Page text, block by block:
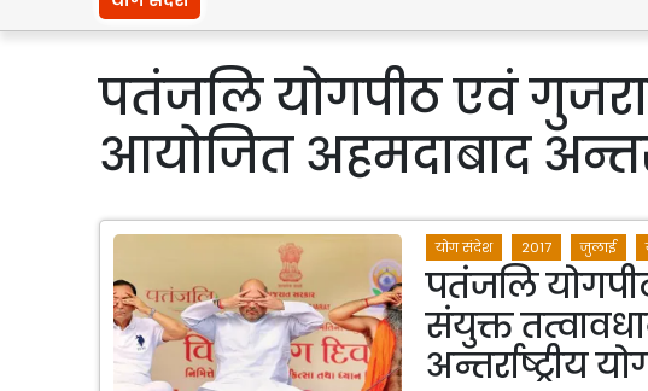
पतंजलि योगपीठ एवं
आयोजित अहमदाबाद
योग संदेश 2017 जुलाई
पतंजलि
संयुक्त
अन्तर्राष्ट्रीय